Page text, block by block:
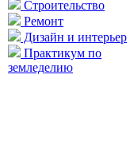
Строительство
Ремонт
Дизайн и интерьер
Практикум по
земледелию